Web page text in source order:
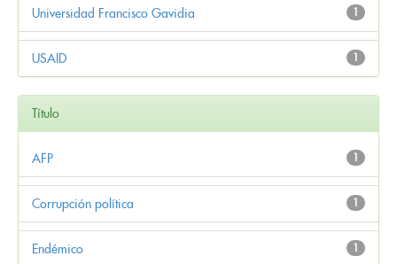
1
Universidad Francisco Gavidia
1
USAID
Título
1
AFP
1
Corrupción política
1
Endémico